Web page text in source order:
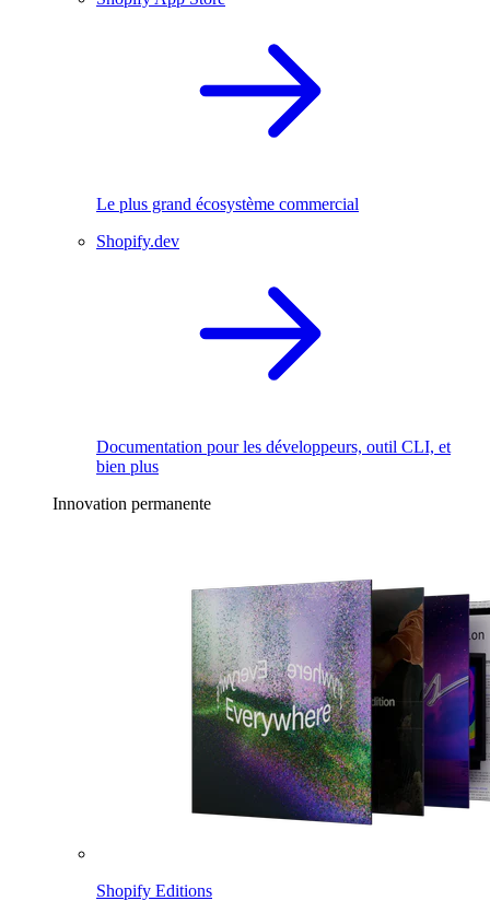
Le plus grand écosystème commercial
Shopify.dev
Documentation pour les développeurs, outil CLI, et
bien plus
Innovation permanente
Shopify Editions